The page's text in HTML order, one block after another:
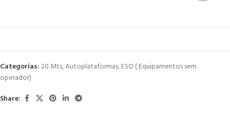
Categorias:20 Mts,Autoplataformas,ESO ( Equipamentos sem
operador)
Share: